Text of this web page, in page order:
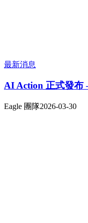
最新消息
AI Action 正式發
Eagle 團隊2026-03-30